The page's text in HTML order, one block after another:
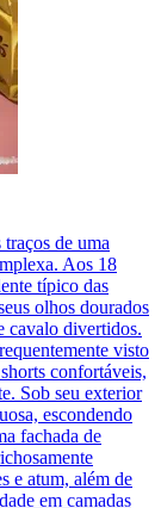
de uma
Aos 18
típico das
olhos dourados
cavalo divertidos.
visto
confortáveis,
Sob seu exterior
escondendo
fachada de
e atum, além de
em camadas